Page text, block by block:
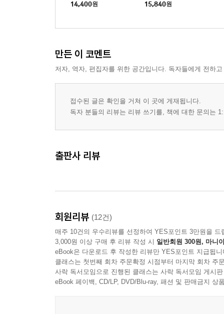
14,400원 15,840원
만든 이 코멘트
저자, 역자, 편집자를 위한 공간입니다. 독자들에게 전하
접수된 글은 확인을 거쳐 이 곳에 게재됩니다.
독자 분들의 리뷰는 리뷰 쓰기를, 책에 대한 문의는
출판사 리뷰
회원리뷰 (12건)
매주 10건의 우수리뷰를 선정하여 YES포인트 3만원을 드
3,000원 이상 구매 후 리뷰 작성 시 일반회원 300원, 마니
eBook은 다운로드 후 작성한 리뷰만 YES포인트 지급됩니
클래스는 첫번째 회차 주문확정 시점부터 마지막 회차 주
사락 독서모임으로 진행된 클래스는 사락 독서모임 게시
eBook 페이백, CD/LP, DVD/Blu-ray, 패션 및 판매금지 상